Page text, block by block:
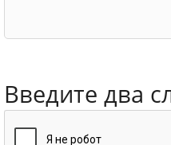
Введите два